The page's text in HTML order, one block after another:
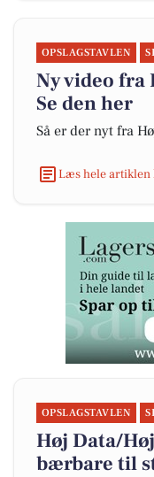
OPSLAGSTAVLEN
Ny video fra
Se den her
Så er der nyt fra
Læs hele artiklen
OPSLAGSTAVLEN
Høj Data/
bærbare til